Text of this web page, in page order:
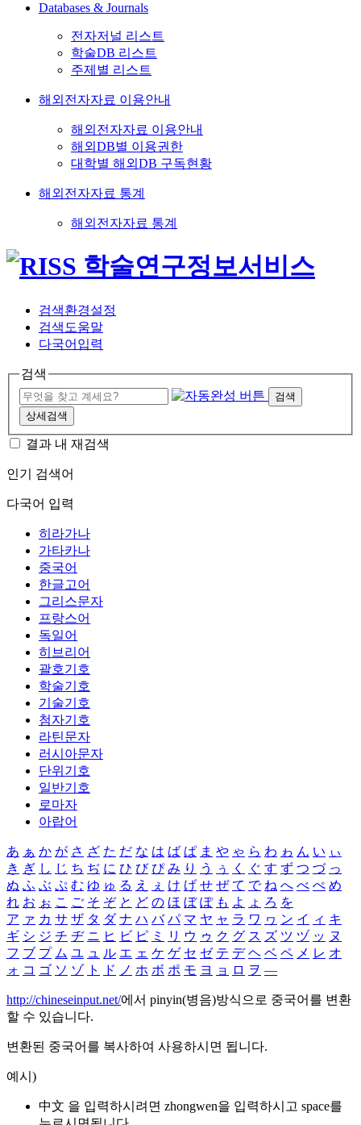
Databases & Journals
전자저널 리스트
학술DB 리스트
주제별 리스트
해외전자자료 이용안내
해외전자자료 이용안내
해외DB별 이용권한
대학별 해외DB 구독현황
해외전자자료 통계
해외전자자료 통계
검색환경설정
검색도움말
다국어입력
검색
검색
상세검색
결과 내 재검색
인기 검색어
다국어 입력
히라가나
가타카나
중국어
한글고어
그리스문자
프랑스어
독일어
히브리어
괄호기호
학술기호
기술기호
첨자기호
라틴문자
러시아문자
단위기호
일반기호
로마자
아랍어
あ ぁ か が さ ざ た だ な は ば ぱ ま や ゃ ら わ ゎ ん い ぃ
き ぎ し じ ち ぢ に ひ び ぴ み り う ぅ く ぐ す ず つ づ っ
ぬ ふ ぶ ぷ む ゆ ゅ る え ぇ け げ せ ぜ て で ね へ べ ぺ め
れ お ぉ こ ご そ ぞ と ど の ほ ぼ ぽ も よ ょ ろ を
ア ァ カ サ ザ タ ダ ナ ハ バ パ マ ヤ ャ ラ ワ ヮ ン イ ィ キ
ギ シ ジ チ ヂ ニ ヒ ビ ピ ミ リ ウ ゥ ク グ ス ズ ツ ヅ ッ ヌ
フ ブ プ ム ユ ュ ル エ ェ ケ ゲ セ ゼ テ デ ヘ ベ ペ メ レ オ
ォ コ ゴ ソ ゾ ト ド ノ ホ ボ ポ モ ヨ ョ ロ ヲ ―
http://chineseinput.net/에서 pinyin(병음)방식으로 중국어를 변환
할 수 있습니다.
변환된 중국어를 복사하여 사용하시면 됩니다.
예시)
中文 을 입력하시려면 zhongwen을 입력하시고 space를